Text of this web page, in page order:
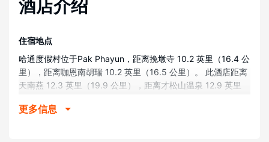
酒店介绍
住宿地点
哈通度假村位于Pak Phayun，距离挽墩寺 10.2 英里（16.4 公
里），距离咖恩南胡瑞 10.2 英里（16.5 公里）。 此酒店距离
天南燕 12.3 英里（19.9 公里），距离才松山温泉 12.9 英里
客房
更多信息